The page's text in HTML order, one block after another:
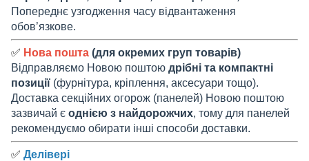
Попереднє узгодження часу відвантаження
обов’язкове.
✅ Нова пошта (для окремих груп товарів)
Відправляємо Новою поштою дрібні та компактні
позиції (фурнітура, кріплення, аксесуари тощо).
Доставка секційних огорож (панелей) Новою поштою
зазвичай є однією з найдорожчих, тому для панелей
рекомендуємо обирати інші способи доставки.
✅ Делівері